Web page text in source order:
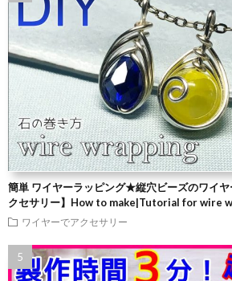
簡単 ワイヤーラッピング★縦穴ビーズのワイ
クセサリー】How to make|Tutorial for wire
ワイヤーでアクセサリー